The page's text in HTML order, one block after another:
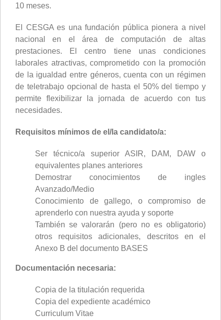
10 meses.
El CESGA es una fundación pública pionera a nivel
nacional en el área de computación de altas
prestaciones. El centro tiene unas condiciones
laborales atractivas, comprometido con la promoción
de la igualdad entre géneros, cuenta con un régimen
de teletrabajo opcional de hasta el 50% del tiempo y
permite flexibilizar la jornada de acuerdo con tus
necesidades.
Requisitos mínimos de el/la candidato/a:
Ser técnico/a superior ASIR, DAM, DAW o
equivalentes planes anteriores
Demostrar conocimientos de ingles
Avanzado/Medio
Conocimiento de gallego, o compromiso de
aprenderlo con nuestra ayuda y soporte
También se valorarán (pero no es obligatorio)
otros requisitos adicionales, descritos en el
Anexo B del documento BASES
Documentación necesaria:
Copia de la titulación requerida
Copia del expediente académico
Curriculum Vitae